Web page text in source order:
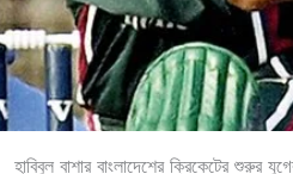
হাবিবুল বাশার বাংলাদেশের ক্রিকেটের শুরুর